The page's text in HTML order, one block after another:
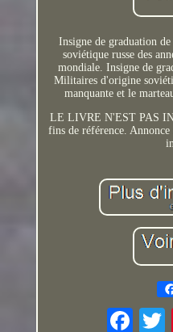
Insigne de graduation
soviétique russe des
mondiale. Insigne de
Militaires d'origine
manquante et le
LE LIVRE N'EST PAS
fins de référence.